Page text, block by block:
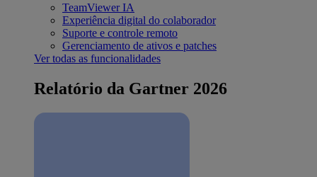
TeamViewer IA
Experiência digital do colaborador
Suporte e controle remoto
Gerenciamento de ativos e patches
Ver todas as funcionalidades
Relatório da Gartner 2026